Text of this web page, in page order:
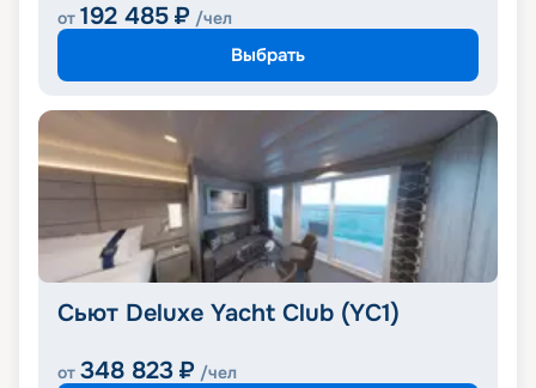
от 192 485 ₽ /чел
Выбрать
Сьют Deluxe Yacht Club (YC1)
от 348 823 ₽ /чел